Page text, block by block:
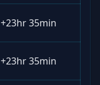
+23hr 35min
+23hr 35min